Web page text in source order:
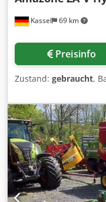
Kassel 69 km
Preisinfo
Zustand: gebraucht,